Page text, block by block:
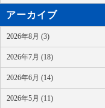
アーカイブ
2026年8月 (3)
2026年7月 (18)
2026年6月 (14)
2026年5月 (11)